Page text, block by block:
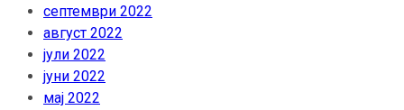
септември 2022
август 2022
јули 2022
јуни 2022
мај 2022